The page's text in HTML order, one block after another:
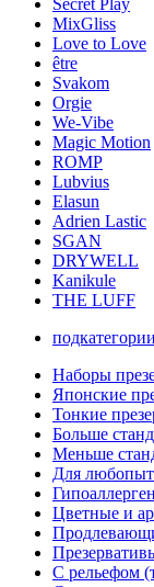
Secret Play
MixGliss
Love to Love
être
Svakom
Orgie
We-Vibe
Magic Motion
ROMP
Lubvius
Elasun
Adrien Lastic
SGAN
DRYWELL
Kanikule
THE LUFF
подкатегории
Наборы
Японские
Тонкие
Больше
Меньше
Для
Цветные и
С рельефом